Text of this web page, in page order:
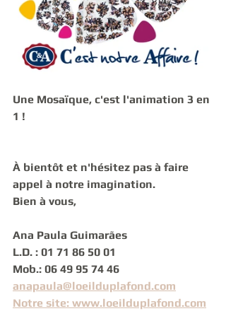
Une Mosaïque, c'est l'animation 3 en
1 !
À bientôt et n'hésitez pas à faire
appel à notre imagination.
Bien à vous,
Ana Paula Guimarães
L.D. : 01 71 86 50 01
Mob.: 06 49 95 74 46
anapaula@loeilduplafond.com
Notre site: www.loeilduplafond.com